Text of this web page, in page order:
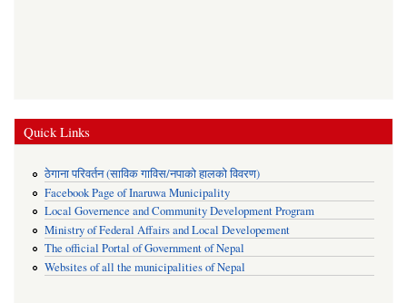
Quick Links
ठेगाना परिवर्तन (साविक गाविस/नपाको हालको विवरण)
Facebook Page of Inaruwa Municipality
Local Governence and Community Development Program
Ministry of Federal Affairs and Local Developement
The official Portal of Government of Nepal
Websites of all the municipalities of Nepal